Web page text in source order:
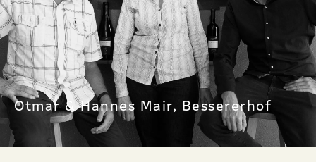
Otmar & Hannes Mair, Bessererhof